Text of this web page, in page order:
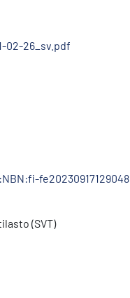
02-26_sv.pdf
fe20230917129048
(SVT)